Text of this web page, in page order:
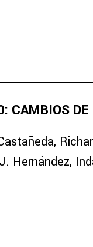
CAMBIOS DE
Hernández,